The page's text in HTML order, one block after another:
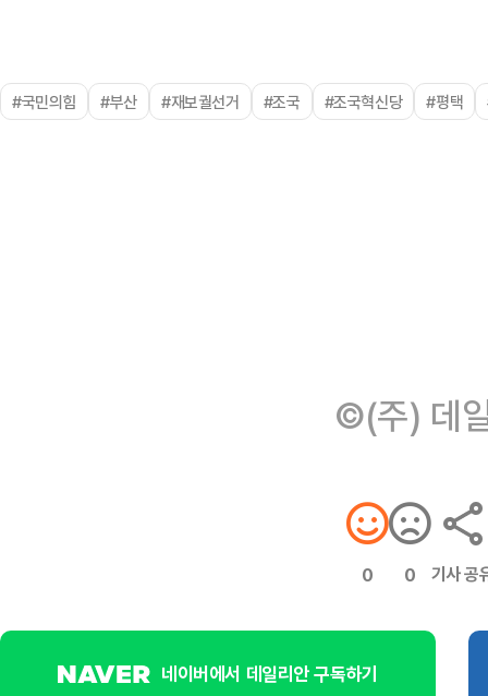
#국민의힘 #부산 #재보궐선거 #조국 #조국혁신당 #평택
©(주) 데
0 0 기사 공
네이버에서 데일리안 구독하기